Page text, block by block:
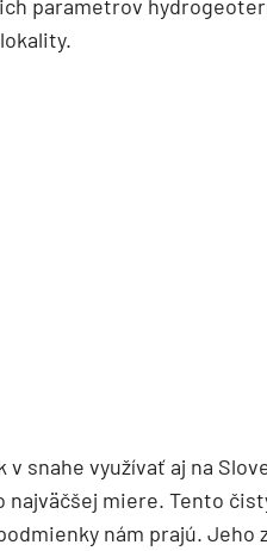
parametrov
v snahe využívať aj na
najväčšej miere. Tento
nám prajú. Jeho